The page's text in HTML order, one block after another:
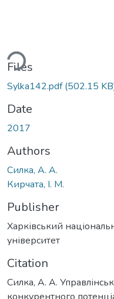
Files
Sylka142.pdf(502.15
Date
2017
Authors
Силка, А. А.
Кирчата, І. М.
Publisher
Харківський
університет
Citation
Силка, А. А.